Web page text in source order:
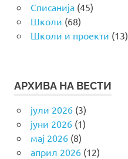
Списанија(45)
Школи (68)
Школи и проекти (13)
АРХИВА НА ВЕСТИ
јули 2026(3)
јуни 2026(1)
мај 2026(8)
април 2026(12)